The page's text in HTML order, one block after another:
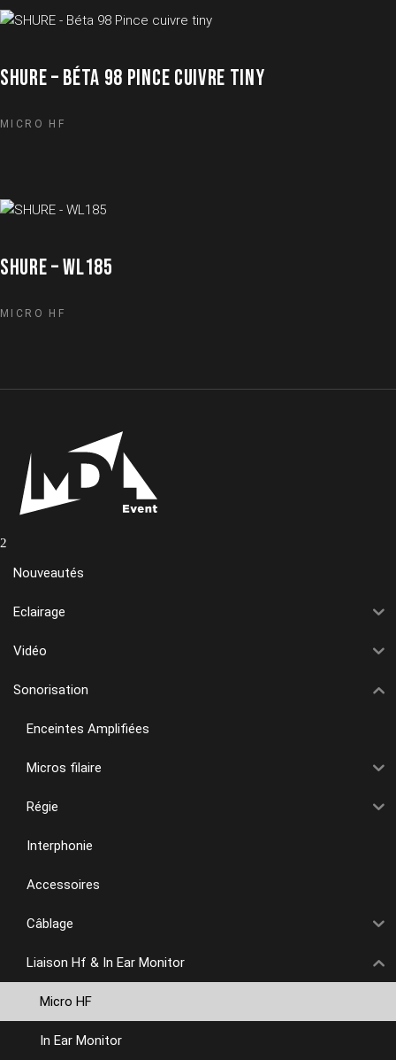
SHURE – BÉTA 98 PINCE CUIVRE TINY
MICRO HF
SHURE – WL185
MICRO HF
Nouveautés
Eclairage
Vidéo
Sonorisation
Enceintes Amplifiées
Micros filaire
Régie
Interphonie
Accessoires
Câblage
Liaison Hf & In Ear Monitor
Micro HF
In Ear Monitor